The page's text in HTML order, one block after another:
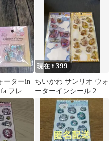
★正規
りつき)
ーターin
フレー
ト
現在 ¥399
ちいかわ サンリオ ウォ
ーターインシール 2種
セット